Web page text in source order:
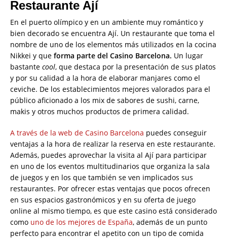
Restaurante Ají
En el puerto olímpico y en un ambiente muy romántico y
bien decorado se encuentra Ají. Un restaurante que toma el
nombre de uno de los elementos más utilizados en la cocina
Nikkei y que forma parte del Casino Barcelona. Un lugar
bastante cool, que destaca por la presentación de sus platos
y por su calidad a la hora de elaborar manjares como el
ceviche. De los establecimientos mejores valorados para el
público aficionado a los mix de sabores de sushi, carne,
makis y otros muchos productos de primera calidad.
A través de la web de Casino Barcelona puedes conseguir
ventajas a la hora de realizar la reserva en este restaurante.
Además, puedes aprovechar la visita al Ají para participar
en uno de los eventos multitudinarios que organiza la sala
de juegos y en los que también se ven implicados sus
restaurantes. Por ofrecer estas ventajas que pocos ofrecen
en sus espacios gastronómicos y en su oferta de juego
online al mismo tiempo, es que este casino está considerado
como uno de los mejores de España, además de un punto
perfecto para encontrar el apetito con un tipo de comida